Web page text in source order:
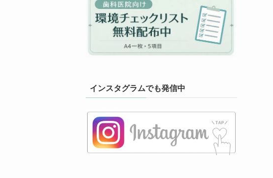
インスタグラムでも発信中